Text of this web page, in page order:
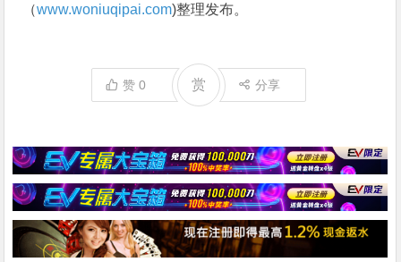
（www.woniuqipai.com)整理发布。
赞0 赏 分享